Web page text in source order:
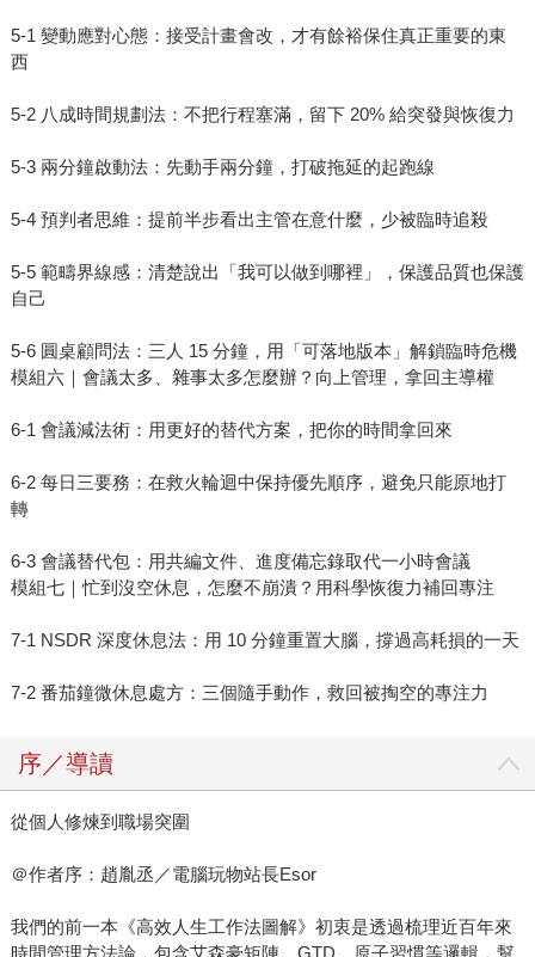
5-1 變動應對心態：接受計畫會改，才有餘裕保住真正重要的東
西
5-2 八成時間規劃法：不把行程塞滿，留下 20% 給突發與恢復力
5-3 兩分鐘啟動法：先動手兩分鐘，打破拖延的起跑線
5-4 預判者思維：提前半步看出主管在意什麼，少被臨時追殺
5-5 範疇界線感：清楚說出「我可以做到哪裡」，保護品質也保護
自己
5-6 圓桌顧問法：三人 15 分鐘，用「可落地版本」解鎖臨時危機
模組六｜會議太多、雜事太多怎麼辦？向上管理，拿回主導權
6-1 會議減法術：用更好的替代方案，把你的時間拿回來
6-2 每日三要務：在救火輪迴中保持優先順序，避免只能原地打
轉
6-3 會議替代包：用共編文件、進度備忘錄取代一小時會議
模組七｜忙到沒空休息，怎麼不崩潰？用科學恢復力補回專注
7-1 NSDR 深度休息法：用 10 分鐘重置大腦，撐過高耗損的一天
7-2 番茄鐘微休息處方：三個隨手動作，救回被掏空的專注力
序／導讀
從個人修煉到職場突圍
＠作者序：趙胤丞／電腦玩物站長Esor
我們的前一本《高效人生工作法圖解》初衷是透過梳理近百年來
時間管理方法論，包含艾森豪矩陣、GTD、原子習慣等邏輯，幫